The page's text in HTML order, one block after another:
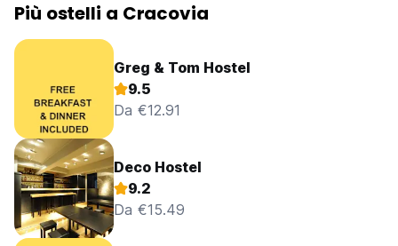
Più ostelli a Cracovia
Greg & Tom Hostel
9.5
Da €12.91
Deco Hostel
9.2
Da €15.49